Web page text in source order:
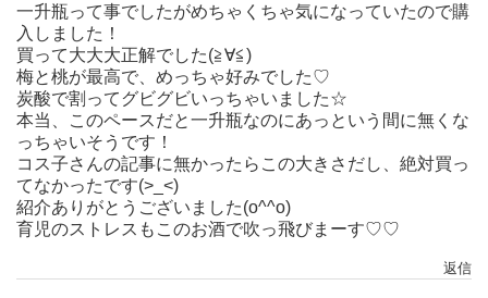
一升瓶って事でしたがめちゃくちゃ気になっていたので購
入しました！
買って大大大正解でした(≧∀≦)
梅と桃が最高で、めっちゃ好みでした♡
炭酸で割ってグビグビいっちゃいました☆
本当、このペースだと一升瓶なのにあっという間に無くな
っちゃいそうです！
コス子さんの記事に無かったらこの大きさだし、絶対買っ
てなかったです(>_<)
紹介ありがとうございました(o^^o)
育児のストレスもこのお酒で吹っ飛びまーす♡♡
返信